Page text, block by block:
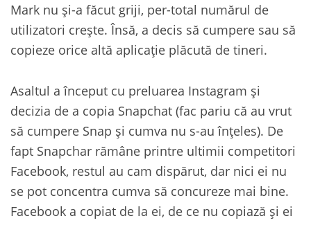
Mark nu și-a făcut griji, per-total numărul de
utilizatori crește. Însă, a decis să cumpere sau să
copieze orice altă aplicație plăcută de tineri.
Asaltul a început cu preluarea Instagram și
decizia de a copia Snapchat (fac pariu că au vrut
să cumpere Snap și cumva nu s-au înțeles). De
fapt Snapchar rămâne printre ultimii competitori
Facebook, restul au cam dispărut, dar nici ei nu
se pot concentra cumva să concureze mai bine.
Facebook a copiat de la ei, de ce nu copiază și ei